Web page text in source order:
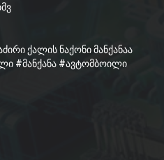
ქალის ნაქონი მანქანაა
#მანქანა #ავტომბოილი